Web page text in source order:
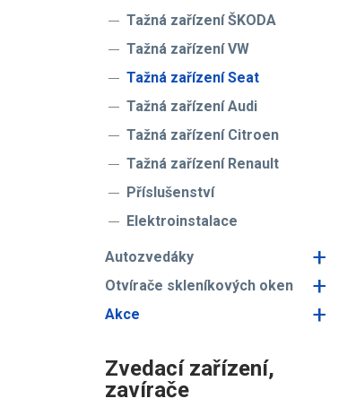
Tažná zařízení ŠKODA
Tažná zařízení VW
Tažná zařízení Seat
Tažná zařízení Audi
Tažná zařízení Citroen
Tažná zařízení Renault
Příslušenství
Elektroinstalace
Autozvedáky +
Otvírače skleníkových oken +
Akce +
Zvedací zařízení,
zavírače